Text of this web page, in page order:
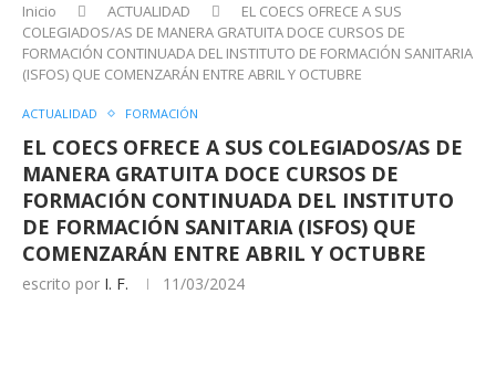
Inicio ACTUALIDAD
EL COECS OFRECE A SUS
COLEGIADOS/AS DE MANERA GRATUITA DOCE CURSOS DE
FORMACIÓN CONTINUADA DEL INSTITUTO DE FORMACIÓN SANITARIA
(ISFOS) QUE COMENZARÁN ENTRE ABRIL Y OCTUBRE
ACTUALIDAD FORMACIÓN
EL COECS OFRECE A SUS COLEGIADOS/AS DE
MANERA GRATUITA DOCE CURSOS DE
FORMACIÓN CONTINUADA DEL INSTITUTO
DE FORMACIÓN SANITARIA (ISFOS) QUE
COMENZARÁN ENTRE ABRIL Y OCTUBRE
escrito por I. F. 11/03/2024